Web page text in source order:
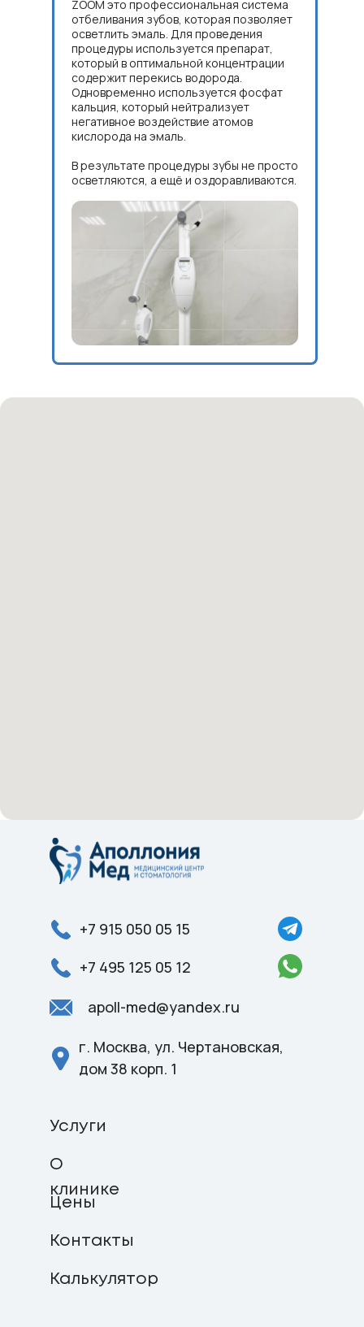
ZOOM это профессиональная система
отбеливания зубов, которая позволяет
осветлить эмаль. Для проведения
процедуры используется препарат,
который в оптимальной концентрации
содержит перекись водорода.
Одновременно используется фосфат
кальция, который нейтрализует
негативное воздействие атомов
кислорода на эмаль.
В результате процедуры зубы не просто
осветляются, а ещё и оздоравливаются.
+7 915 050 05 15
+7 495 125 05 12
apoll-med@yandex.ru
г. Москва, ул. Чертановская,
дом 38 корп. 1
Услуги
О
клинике
Цены
Контакты
Калькулятор